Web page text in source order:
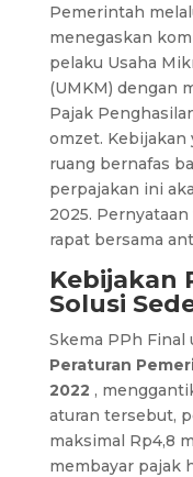
Pemerintah
menegaskan
pelaku Usaha
(UMKM) dengan
Pajak
omzet. Kebijakan
ruang bernafas
perpajakan ini
2025.
rapat bersama
Kebijakan
Solusi
Skema PPh Final
Peraturan
2022 ,
aturan tersebut,
maksimal Rp4,8
membayar pajak